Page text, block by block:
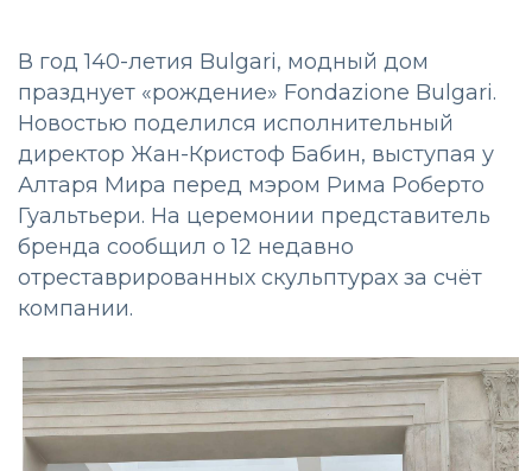
В год 140-летия Bulgari, модный дом
празднует «рождение» Fondazione Bulgari.
Новостью поделился исполнительный
директор Жан-Кристоф Бабин, выступая у
Алтаря Мира перед мэром Рима Роберто
Гуальтьери. На церемонии представитель
бренда сообщил о 12 недавно
отреставрированных скульптурах за счёт
компании.